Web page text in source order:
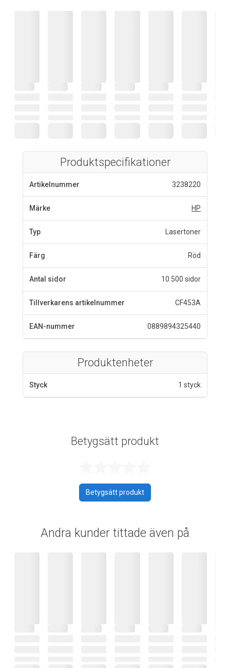
Produktspecifikationer
Artikelnummer 3238220
Märke HP
Typ Lasertoner
Färg Röd
Antal sidor 10 500 sidor
Tillverkarens artikelnummer CF453A
EAN-nummer 0889894325440
Produktenheter
Styck 1 styck
Betygsätt produkt
Betygsätt produkt
Andra kunder tittade även på